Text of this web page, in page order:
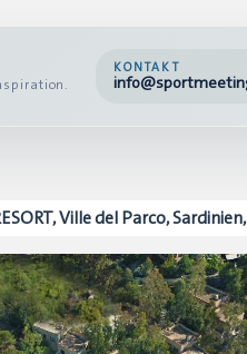
KONTAKT
Ville del Parco,